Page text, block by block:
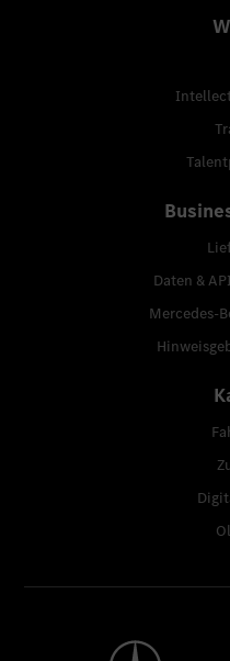
Daten &
Mercedes-